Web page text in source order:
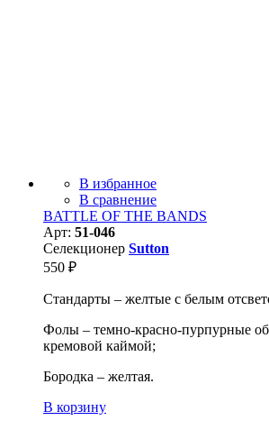
В избранное
В сравнение
BATTLE OF THE BANDS
Арт: 51-046
Селекционер Sutton
550 ₽
Стандарты – желтые с белым
Фолы – темно-красно-пурпурные
кремовой каймой;
Бородка – желтая.
В корзину